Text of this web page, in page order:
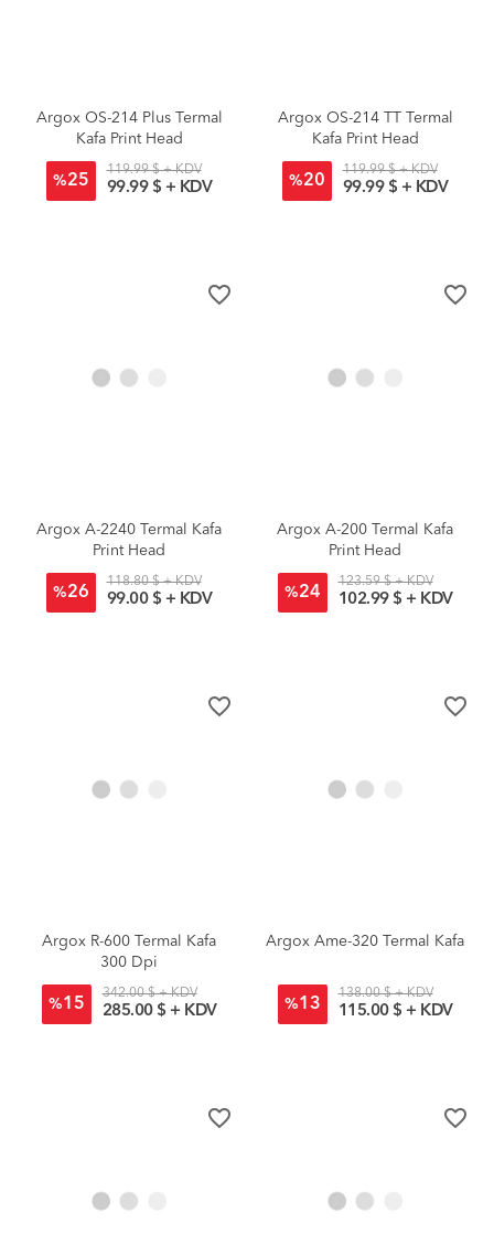
Argox OS-214 Plus Termal
Kafa Print Head
%25
119.99 $ + KDV
99.99 $ + KDV
Argox OS-214 TT Termal
Kafa Print Head
%20
119.99 $ + KDV
99.99 $ + KDV
favorite_border
Argox A-2240 Termal Kafa
Print Head
%26
118.80 $ + KDV
99.00 $ + KDV
favorite_border
Argox A-200 Termal Kafa
Print Head
%24
123.59 $ + KDV
102.99 $ + KDV
favorite_border
Argox R-600 Termal Kafa
300 Dpi
%15
342.00 $ + KDV
285.00 $ + KDV
favorite_border
Argox Ame-320 Termal Kafa
%13
138.00 $ + KDV
115.00 $ + KDV
favorite_border favorite_border